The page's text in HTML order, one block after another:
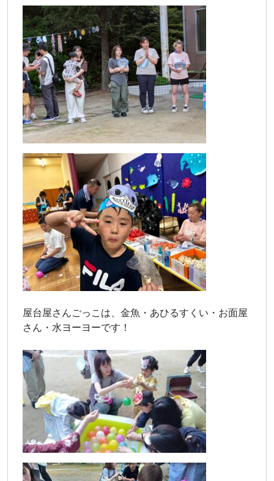
屋台屋さんごっこは、金魚・あひるすくい・お面屋
さん・水ヨーヨーです！